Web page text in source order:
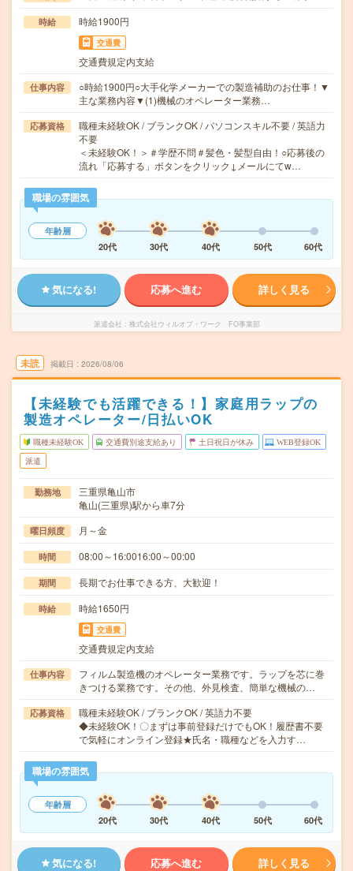
時給 時給1900円
交通費
交通費規定内支給
仕事内容
○時給1900円○大手化学メーカーでの製造補助のお仕事！▼
主な業務内容▼(1)機械のオペレーター業務…
応募資格
職種未経験OK / ブランクOK / パソコンスキル不要 / 英語力
不要
＜未経験OK！＞＃学歴不問＃髪色・髪型自由！○応募後の
流れ「応募する」ボタンをクリック↓メールにてw…
職場の雰囲気
年齢層
20代
30代 40代 50代 60代
気になる! 応募へ進む 詳しく見る
派遣会社 株式会社ウィルオブ・ワーク FO事業部
未読 掲載日 2026/08/06
【未経験でも活躍できる！】家庭用ラップの
製造オペレーター/日払いOK
職種未経験OK 交通費別途支給あり 土日祝日が休み WEB登録OK
派遣
勤務地
三重県亀山市
亀山(三重県)駅から車7分
曜日頻度 月～金
時間 08:00～16:0016:00～00:00
期間 長期でお仕事できる方、大歓迎！
時給 時給1650円
交通費
交通費規定内支給
仕事内容
フィルム製造機のオペレーター業務です。ラップを芯に巻
きつける業務です。その他、外見検査、簡単な機械の…
応募資格
職種未経験OK / ブランクOK / 英語力不要
◆未経験OK！〇まずは事前登録だけでもOK！履歴書不要
で気軽にオンライン登録★氏名・職種などを入力す…
職場の雰囲気
年齢層
20代
30代 40代 50代 60代
気になる! 応募へ進む 詳しく見る